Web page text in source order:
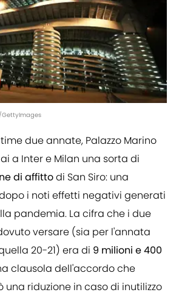
GettyImages
due annate, Palazzo Marino
a Inter e Milan una sorta di
di affittodi San Siro: una
i noti effetti negativi generati
pandemia. La cifra che i due
versare (sia per l'annata
20-21) era di 9 milioni e 400
clausola dell'accordo che
riduzione in caso di inutilizzo